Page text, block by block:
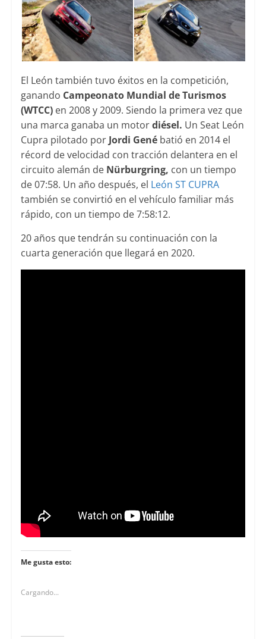
El León también tuvo éxitos en la competición,
ganando Campeonato Mundial de Turismos
(WTCC)en 2008 y 2009. Siendo la primera vez que
una marca ganaba un motordiésel. Un Seat León
Cupra pilotado por Jordi Genébatió en 2014 el
récord de velocidad con tracción delantera en el
circuito alemán de Nürburgring, con un tiempo
de 07:58. Un año después, el León ST CUPRA
también se convirtió en el vehículo familiar más
rápido, con un tiempo de 7:58:12.
20 años que tendrán su continuación con la
cuarta generación que llegará en 2020.
Me gusta esto:
Cargando...